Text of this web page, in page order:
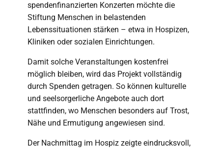
spendenfinanzierten Konzerten möchte die
Stiftung Menschen in belastenden
Lebenssituationen stärken – etwa in Hospizen,
Kliniken oder sozialen Einrichtungen.
Damit solche Veranstaltungen kostenfrei
möglich bleiben, wird das Projekt vollständig
durch Spenden getragen. So können kulturelle
und seelsorgerliche Angebote auch dort
stattfinden, wo Menschen besonders auf Trost,
Nähe und Ermutigung angewiesen sind.
Der Nachmittag im Hospiz zeigte eindrucksvoll,